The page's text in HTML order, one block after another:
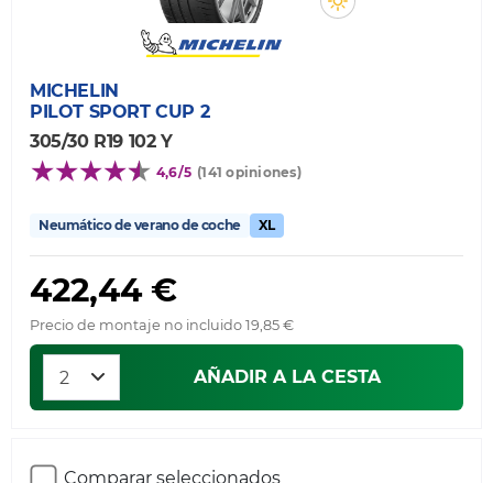
MICHELIN
PILOT SPORT CUP 2
305/30 R19 102 Y
4,6/5 (141 opiniones)
Neumático de verano de coche XL
422,44 €
Precio de montaje no incluido 19,85 €
AÑADIR A LA CESTA
Comparar seleccionados